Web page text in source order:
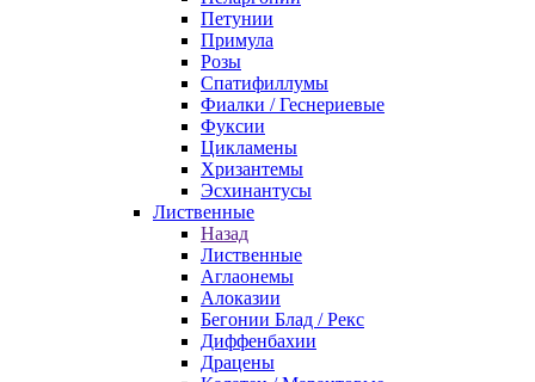
Петунии
Примула
Розы
Спатифиллумы
Фиалки / Геснериевые
Фуксии
Цикламены
Хризантемы
Эсхинантусы
Лиственные
Назад
Лиственные
Аглаонемы
Алоказии
Бегонии Блад / Рекс
Диффенбахии
Драцены